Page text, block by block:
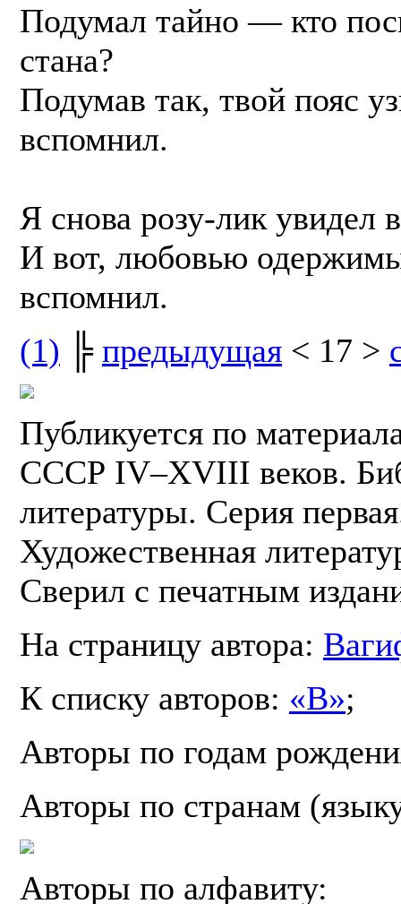
Подумал тайно — кто
стана?
Подумав так, твой пояс
вспомнил.
Я снова розу-лик увидел
И вот, любовью
вспомнил.
(1) ╠ предыдущая < 17 >
Публикуется по
СССР IV–XVIII веков.
литературы. Серия
Художественная
Сверил с печатным
На страницу автора:
К списку авторов: «В»;
Авторы по годам
Авторы по странам
Авторы по алфавиту: